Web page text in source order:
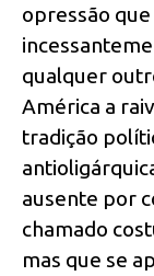
opressão
qualquer
América a
tradição
ausente por
chamado
mas que se